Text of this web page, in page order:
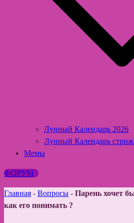
Лунный Календарь 2026
Лунный Календарь
Мемы
ФОРУМ
Главная - Вопросы - Парень хочет
как его понимать ?